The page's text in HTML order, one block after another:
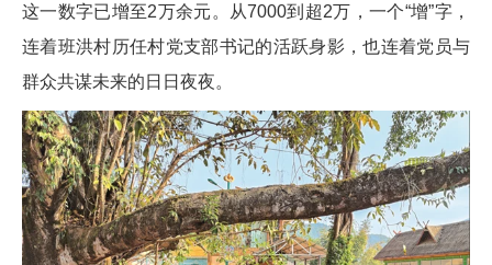
这一数字已增至2万余元。从7000到超2万，一个“增”字，
连着班洪村历任村党支部书记的活跃身影，也连着党员与
群众共谋未来的日日夜夜。